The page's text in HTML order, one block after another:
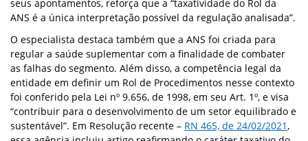
seus apontamentos, reforça que a “taxatividade do Rol da
ANS é a única interpretação possível da regulação analisada”.
O especialista destaca também que a ANS foi criada para
regular a saúde suplementar com a finalidade de combater
as falhas do segmento. Além disso, a competência legal da
entidade em definir um Rol de Procedimentos nesse contexto
foi conferido pela Lei nº 9.656, de 1998, em seu Art. 1º, e visa
“contribuir para o desenvolvimento de um setor equilibrado e
sustentável”. Em Resolução recente – RN 465, de 24/02/2021,